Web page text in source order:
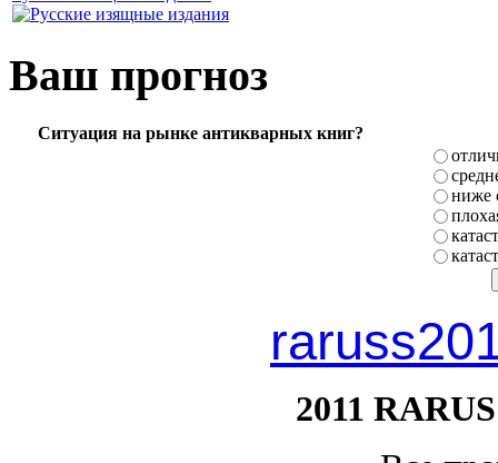
Ваш прогноз
Ситуация на рынке антикварных книг?
ниже
2011